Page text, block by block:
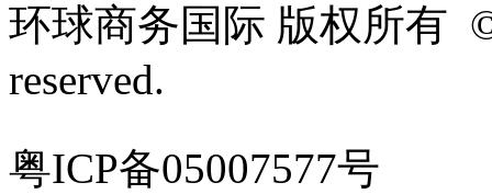
环球商务国际 版权所有
reserved.
粤ICP备05007577号